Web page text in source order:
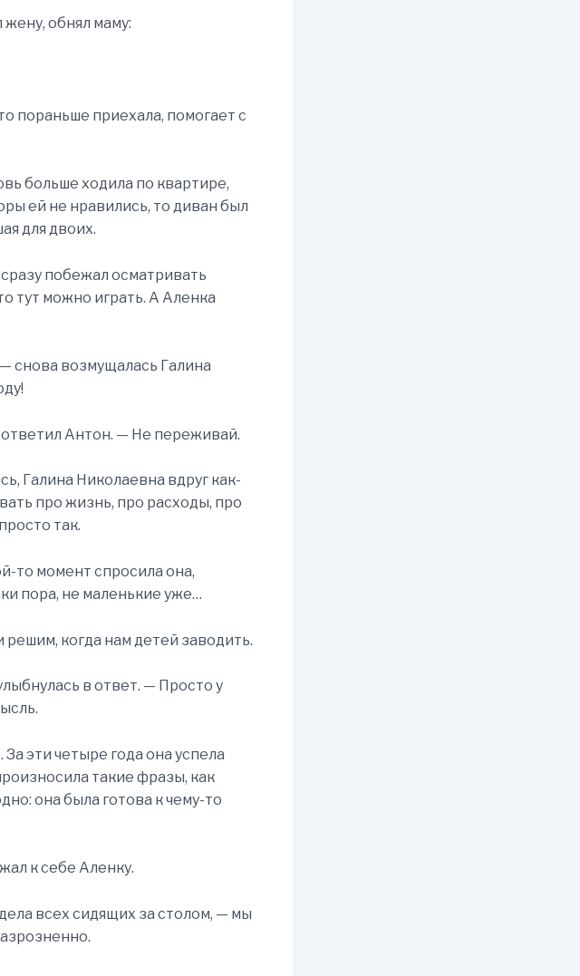
обнял маму:
пораньше приехала, помогает с
больше ходила по квартире,
ей не нравились, то диван был
для двоих.
побежал осматривать
тут можно играть. А Аленка
снова возмущалась Галина
Антон. — Не переживай.
Галина Николаевна вдруг как-
про жизнь, про расходы, про
так.
то момент спросила она,
пора, не маленькие уже…
когда нам детей заводить.
в ответ. — Просто у
эти четыре года она успела
такие фразы, как
она была готова к чему-то
к себе Аленку.
всех сидящих за столом, — мы